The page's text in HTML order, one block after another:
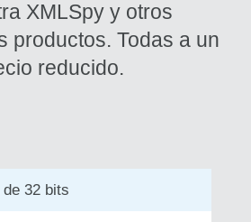
XMLSpy y otros
productos. Todas a un
reducido.
32 bits